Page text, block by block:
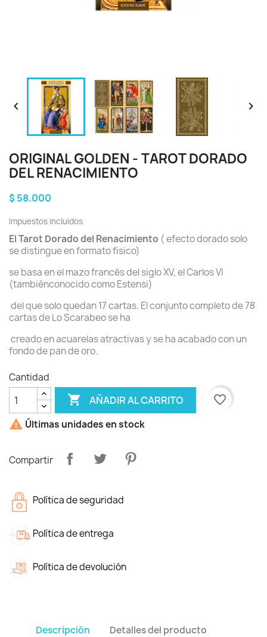
 
ORIGINAL GOLDEN - TAROT DORADO
DEL RENACIMIENTO
$ 58.000
Impuestos incluidos
El Tarot Dorado del Renacimiento ( efecto dorado solo
se distingue en formato fisico)
se basa en el mazo francés del siglo XV, el Carlos VI
(tambiénconocido como Estensi)
del que solo quedan 17 cartas. El conjunto completo de 78
cartas de Lo Scarabeo se ha
creado en acuarelas atractivas y se ha acabado con un
fondo de pan de oro.
Cantidad
 AÑADIR AL CARRITO
favorite_border
 Últimas unidades en stock
Compartir
Política de seguridad
Política de entrega
Política de devolución
Descripción Detalles del producto